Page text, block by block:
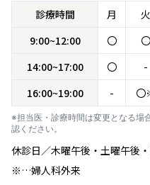
診療時間 月 火
9:00~12:00
〇 〇
14:00~17:00
〇 -
16:00~19:00
-
※担当医・診療時間は変更となる場
認ください。
休診日／木曜午後・土曜午後
※…婦人科外来